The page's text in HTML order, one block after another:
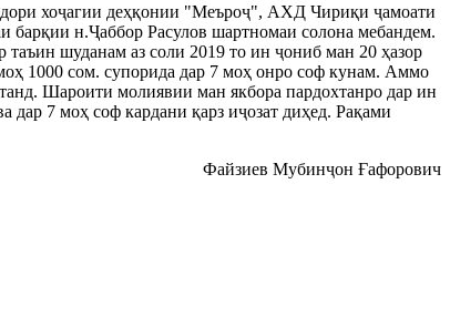
хоҷагии деҳқонии "Меъроҷ", АХД Чириқи ҷамоати
барқии н.Ҷаббор Расулов шартномаи солона мебандем.
шуданам аз соли 2019 то ин ҷониб ман 20 ҳазор
1000 сом. супорида дар 7 моҳ онро соф кунам. Аммо
Шароити молиявии ман якбора пардохтанро дар ин
7 моҳ соф кардани қарз иҷозат диҳед. Рақами
Файзиев Мубинҷон Ғафорович